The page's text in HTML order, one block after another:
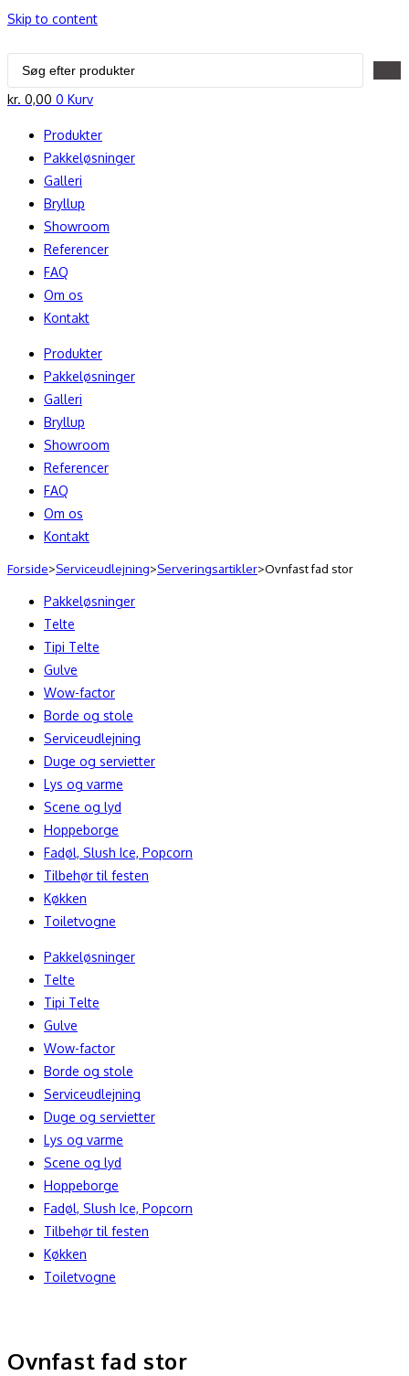
Skip to content
Search
...
kr. 0,00 0 Kurv
Produkter
Pakkeløsninger
Galleri
Bryllup
Showroom
Referencer
FAQ
Om os
Kontakt
Produkter
Pakkeløsninger
Galleri
Bryllup
Showroom
Referencer
FAQ
Om os
Kontakt
Forside>Serviceudlejning>Serveringsartikler>Ovnfast fad stor
Pakkeløsninger
Telte
Tipi Telte
Gulve
Wow-factor
Borde og stole
Serviceudlejning
Duge og servietter
Lys og varme
Scene og lyd
Hoppeborge
Fadøl, Slush Ice, Popcorn
Tilbehør til festen
Køkken
Toiletvogne
Pakkeløsninger
Telte
Tipi Telte
Gulve
Wow-factor
Borde og stole
Serviceudlejning
Duge og servietter
Lys og varme
Scene og lyd
Hoppeborge
Fadøl, Slush Ice, Popcorn
Tilbehør til festen
Køkken
Toiletvogne
Ovnfast fad stor